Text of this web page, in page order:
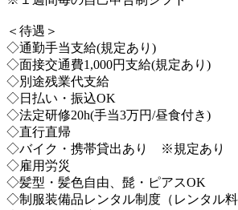
＜待遇＞
◇通勤手当支給(規定あり)
◇面接交通費1,000円支給(規定あり)
◇別途残業代支給
◇日払い・振込OK
◇法定研修20h(手当3万円/昼食付き)
◇直行直帰
◇バイク・携帯貸出あり ※規定あり
◇雇用労災
◇髪型・髪色自由、髭・ピアスOK
◇制服装備品レンタル制度（レンタル料